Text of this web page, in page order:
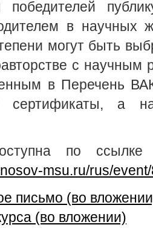
победителей
в научных
могут быть
с научным
в Перечень
сертификаты, а
по
msu.ru/rus/
письмо (во
(во вложении)